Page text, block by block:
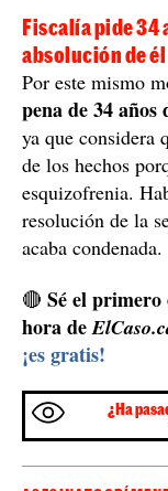
Fiscalía pide 34
absolución de él
Por este mismo
pena de 34 años
ya que considera
de los hechos
esquizofrenia.
resolución de la
acaba condenada.
🔴 Sé el
hora de
¡es gratis!
¿Ha